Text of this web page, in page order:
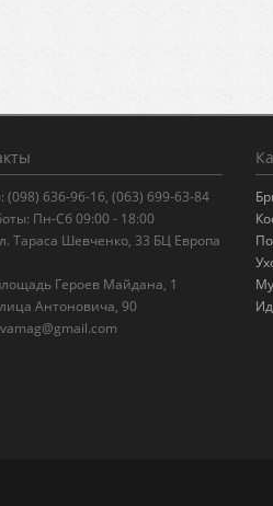
636-96-16, (063) 699-63-84
Пн-Сб 09:00 - 18:00
Тараса Шевченко, 33 БЦ Европа
Героев Майдана, 1
Антоновича, 90